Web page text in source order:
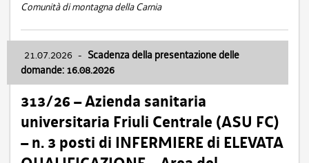
Comunità di montagna della Carnia
21.07.2026 - Scadenza della presentazione delle
domande: 16.08.2026
313/26 – Azienda sanitaria
universitaria Friuli Centrale (ASU FC)
– n. 3 posti di INFERMIERE di ELEVATA